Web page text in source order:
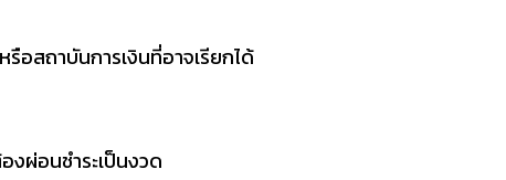
อสถาบันการเงินที่อาจเรียกได้
ผ่อนชำระเป็นงวด